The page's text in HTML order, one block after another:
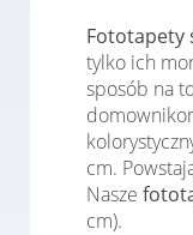
Fototapety
tylko ich
sposób na
cm.
Nasze
cm).